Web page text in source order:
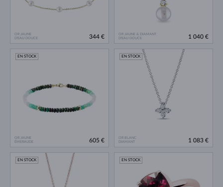
OR JAUNE
D'EAU DOUCE
344 €
OR JAUNE & DIAMANT
D'EAU DOUCE
1 040 €
OR JAUNE
ÉMERAUDE
EN STOCK
605 €
OR BLANC
DIAMANT
EN STOCK
1 083 €
EN STOCK EN STOCK